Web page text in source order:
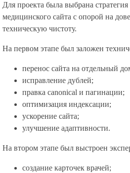
Для проекта была выбрана
медицинского сайта с опорой на
техническую чистоту.
На первом этапе был заложен
перенос сайта на отдельный
исправление дублей;
правка canonical и пагинации;
оптимизация индексации;
ускорение сайта;
улучшение адаптивности.
На втором этапе был выстроен
создание карточек врачей;